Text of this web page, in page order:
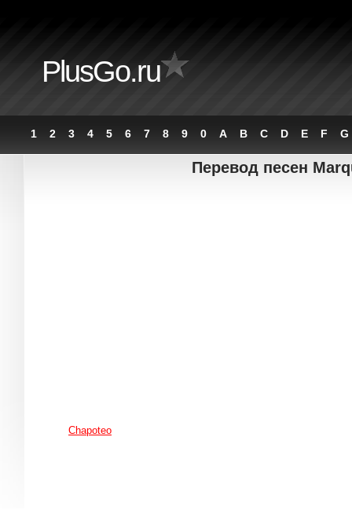
PlusGo.ru
1 2 3 4 5 6 7 8 9 0 A B C D E F G
Перевод песен
Chapoteo